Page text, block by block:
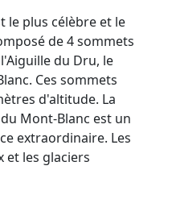
le plus célèbre et le
de 4 sommets
du Dru, le
Ces sommets
d'altitude. La
Mont-Blanc est un
extraordinaire. Les
et les glaciers